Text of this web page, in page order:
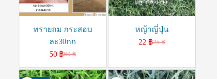
ทรายถม กระสอบ
ละ30กก
60฿
50 ฿
หญ้าญี่ปุ่น
25฿
22 ฿